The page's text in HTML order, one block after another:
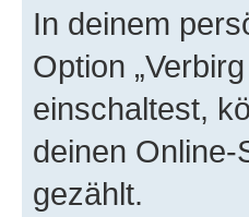
In deinem
Option
einschaltest,
deinen
gezählt.